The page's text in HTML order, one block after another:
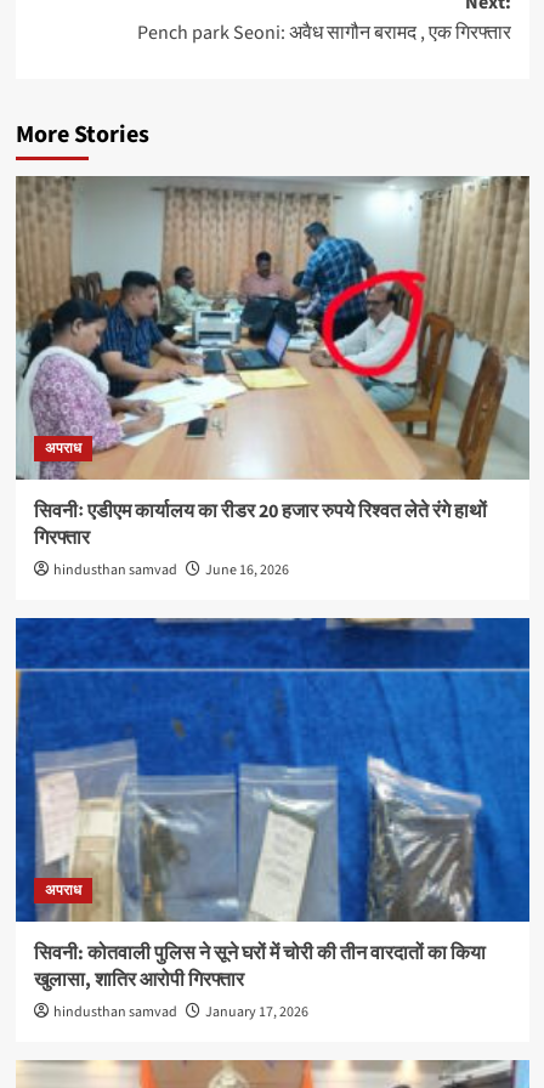
Pench park Seoni: अवैध सागौन बरामद , एक गिरफ्तार
More Stories
अपराध
सिवनीः एडीएम कार्यालय का रीडर 20 हजार रुपये रिश्वत लेते रंगे हाथों
गिरफ्तार
hindusthan samvad June 16, 2026
अपराध
सिवनी: कोतवाली पुलिस ने सूने घरों में चोरी की तीन वारदातों का किया
खुलासा, शातिर आरोपी गिरफ्तार
hindusthan samvad January 17, 2026